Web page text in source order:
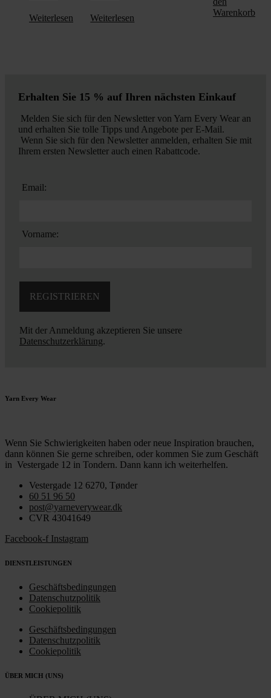
Weiterlesen Weiterlesen
Warenkorb
Erhalten Sie 15 % auf Ihren nächsten Einkauf
Melden Sie sich für den Newsletter von Yarn Every Wear an
und erhalten Sie tolle Tipps und Angebote per E-Mail.
Wenn Sie sich für den Newsletter anmelden, erhalten Sie mit
Ihrem ersten Newsletter auch einen Rabattcode.
Email:
Vorname:
Mit der Anmeldung akzeptieren Sie unsere
Datenschutzerklärung.
Yarn Every Wear
Wenn Sie Schwierigkeiten haben oder neue Inspiration brauchen,
dann können Sie gerne schreiben, oder kommen Sie zum Geschäft
in Vestergade 12 in Tondern. Dann kann ich weiterhelfen.
Vestergade 12 6270, Tønder
60 51 96 50
post@yarneverywear.dk
CVR 43041649
Facebook-f Instagram
DIENSTLEISTUNGEN
Geschäftsbedingungen
Datenschutzpolitik
Cookiepolitik
Geschäftsbedingungen
Datenschutzpolitik
Cookiepolitik
ÜBER MICH (UNS)